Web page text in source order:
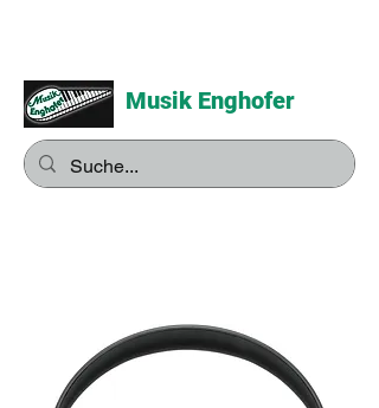
Musik Enghofer